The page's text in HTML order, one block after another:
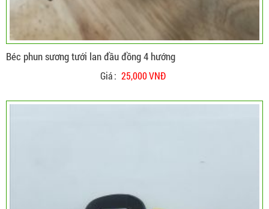
Béc phun sương tưới lan đầu đồng 4 hướng
Giá : 25,000 VNĐ